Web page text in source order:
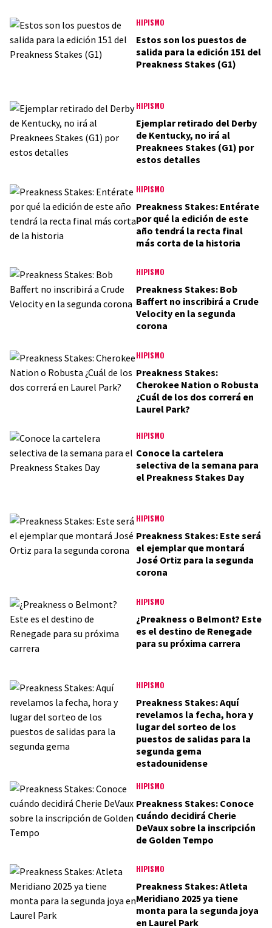
HIPISMO
Estos son los puestos de
salida para la edición 151 del
Preakness Stakes (G1)
HIPISMO
Ejemplar retirado del Derby
de Kentucky, no irá al
Preaknees Stakes (G1) por
estos detalles
HIPISMO
Preakness Stakes: Entérate
por qué la edición de este
año tendrá la recta final
más corta de la historia
HIPISMO
Preakness Stakes: Bob
Baffert no inscribirá a Crude
Velocity en la segunda
corona
HIPISMO
Preakness Stakes:
Cherokee Nation o Robusta
¿Cuál de los dos correrá en
Laurel Park?
HIPISMO
Conoce la cartelera
selectiva de la semana para
el Preakness Stakes Day
HIPISMO
Preakness Stakes: Este será
el ejemplar que montará
José Ortiz para la segunda
corona
HIPISMO
¿Preakness o Belmont? Este
es el destino de Renegade
para su próxima carrera
HIPISMO
Preakness Stakes: Aquí
revelamos la fecha, hora y
lugar del sorteo de los
puestos de salidas para la
segunda gema
estadounidense
HIPISMO
Preakness Stakes: Conoce
cuándo decidirá Cherie
DeVaux sobre la inscripción
de Golden Tempo
HIPISMO
Preakness Stakes: Atleta
Meridiano 2025 ya tiene
monta para la segunda joya
en Laurel Park